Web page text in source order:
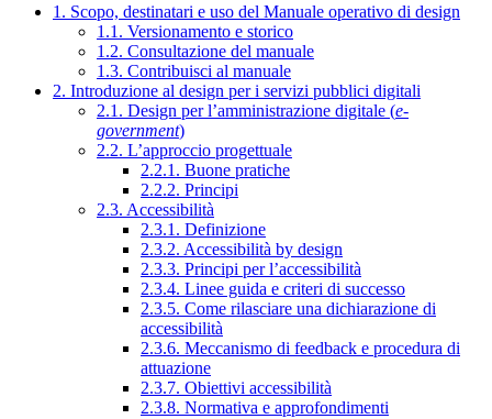
1. Scopo, destinatari e uso del Manuale operativo di design
1.1. Versionamento e storico
1.2. Consultazione del manuale
1.3. Contribuisci al manuale
2. Introduzione al design per i servizi pubblici digitali
2.1. Design per l’amministrazione digitale (e-
government)
2.2. L’approccio progettuale
2.2.1. Buone pratiche
2.2.2. Principi
2.3. Accessibilità
2.3.1. Definizione
2.3.2. Accessibilità by design
2.3.3. Principi per l’accessibilità
2.3.4. Linee guida e criteri di successo
2.3.5. Come rilasciare una dichiarazione di
accessibilità
2.3.6. Meccanismo di feedback e procedura di
attuazione
2.3.7. Obiettivi accessibilità
2.3.8. Normativa e approfondimenti